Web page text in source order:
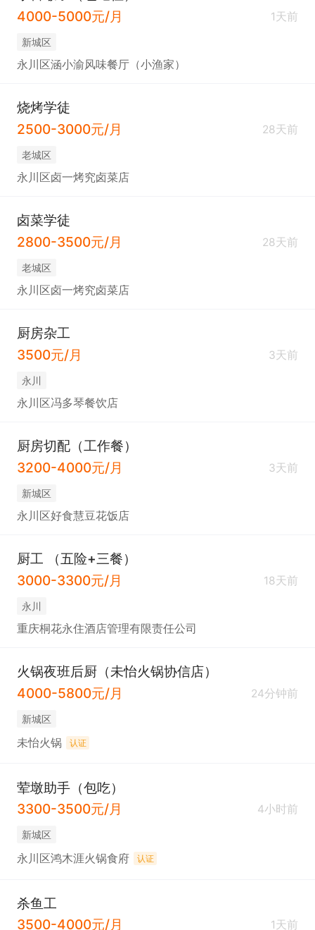
4000-5000元/月
1天前
新城区
永川区涵小渝风味餐厅（小渔家）
烧烤学徒
2500-3000元/月
28天前
老城区
永川区卤一烤究卤菜店
卤菜学徒
2800-3500元/月
28天前
老城区
永川区卤一烤究卤菜店
厨房杂工
3500元/月
3天前
永川
永川区冯多琴餐饮店
厨房切配（工作餐）
3200-4000元/月
3天前
新城区
永川区好食慧豆花饭店
厨工 （五险+三餐）
3000-3300元/月
18天前
永川
重庆桐花永住酒店管理有限责任公司
火锅夜班后厨（未怡火锅协信店）
4000-5800元/月
24分钟前
新城区
未怡火锅 认证
荤墩助手（包吃）
3300-3500元/月
4小时前
新城区
永川区鸿木涯火锅食府 认证
杀鱼工
3500-4000元/月
1天前